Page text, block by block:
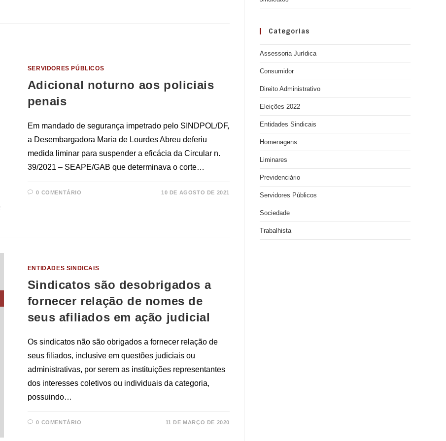
SERVIDORES PÚBLICOS
Adicional noturno aos policiais
penais
Em mandado de segurança impetrado pelo SINDPOL/DF,
a Desembargadora Maria de Lourdes Abreu deferiu
medida liminar para suspender a eficácia da Circular n.
39/2021 – SEAPE/GAB que determinava o corte…
0 COMENTÁRIO 10 DE AGOSTO DE 2021
ENTIDADES SINDICAIS
Sindicatos são desobrigados a
fornecer relação de nomes de
seus afiliados em ação judicial
Os sindicatos não são obrigados a fornecer relação de
seus filiados, inclusive em questões judiciais ou
administrativas, por serem as instituições representantes
dos interesses coletivos ou individuais da categoria,
possuindo…
0 COMENTÁRIO 11 DE MARÇO DE 2020
Categorias
Assessoria Jurídica
Consumidor
Direito Administrativo
Eleições 2022
Entidades Sindicais
Homenagens
Liminares
Previdenciário
Servidores Públicos
Sociedade
Trabalhista